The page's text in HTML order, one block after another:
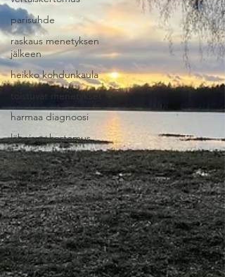
parisuhde
raskaus menetyksen
jälkeen
heikko kohdunkaula
toistuvat menetykset
harmaa diagnoosi
läheisen kertomus
uusperhe
seksuaalisuus
elävän sisaruksen
suru
lapsen suru
vastasyntyneen
menetys